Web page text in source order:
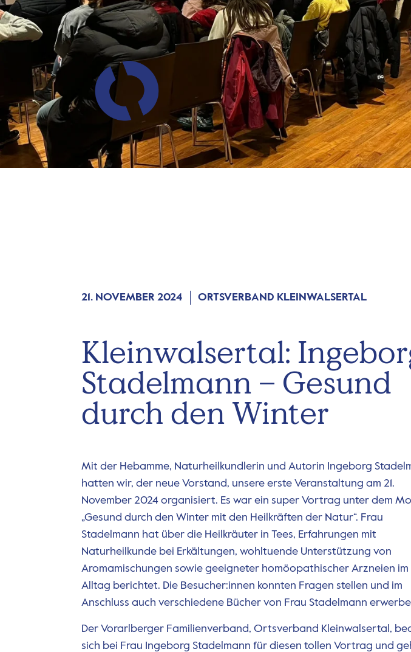
21. NOVEMBER 2024 ORTSVERBAND KLEINWALSERTAL
Kleinwalsertal:
Stadelmann – Gesund
durch den Winter
Mit der Hebamme, Naturheilkundlerin und Autorin Ingeborg
hatten wir, der neue Vorstand, unsere erste Veranstaltung am 21.
November 2024 organisiert. Es war ein super Vortrag unter dem
„Gesund durch den Winter mit den Heilkräften der Natur“. Frau
Stadelmann hat über die Heilkräuter in Tees, Erfahrungen mit
Naturheilkunde bei Erkältungen, wohltuende Unterstützung von
Aromamischungen sowie geeigneter homöopathischer Arzneien im
Alltag berichtet. Die Besucher:innen konnten Fragen stellen und im
Anschluss auch verschiedene Bücher von Frau Stadelmann
Der Vorarlberger Familienverband, Ortsverband Kleinwalsertal,
sich bei Frau Ingeborg Stadelmann für diesen tollen Vortrag und